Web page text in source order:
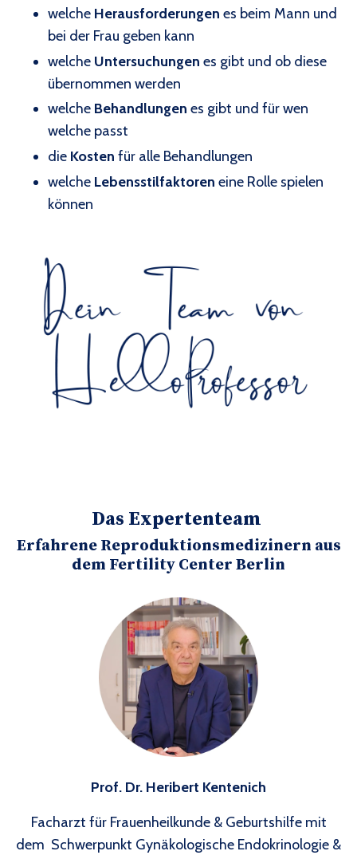
welche Herausforderungen es beim Mann und
bei der Frau geben kann
welche Untersuchungen es gibt und ob diese
übernommen werden
welche Behandlungen es gibt und für wen
welche passt
die Kosten für alle Behandlungen
welche Lebensstilfaktoren eine Rolle spielen
können
Das Expertenteam
Erfahrene Reproduktionsmedizinern aus
dem Fertility Center Berlin
Prof. Dr. Heribert Kentenich
Facharzt für Frauenheilkunde & Geburtshilfe mit
dem Schwerpunkt Gynäkologische Endokrinologie &